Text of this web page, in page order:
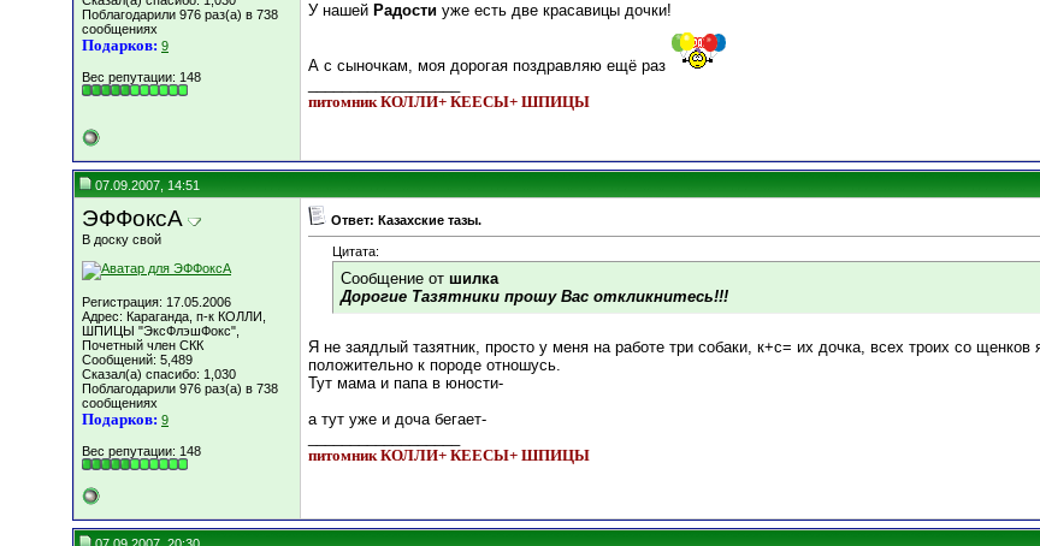
Поблагодарили 976 раз(а) в 738
сообщениях
Подарков: 9
Вес репутации: 148
У нашей Радости уже есть две красавицы дочки!
А с сыночкам, моя дорогая поздравляю ещё раз
питомник КОЛЛИ+ КЕЕСЫ+ ШПИЦЫ
07.09.2007, 14:51
ЭФФоксА
В доску свой
Регистрация: 17.05.2006
Адрес: Караганда, п-к КОЛЛИ,
ШПИЦЫ "ЭксФлэшФокс",
Почетный член СКК
Сообщений: 5,489
Сказал(а) спасибо: 1,030
Поблагодарили 976 раз(а) в 738
сообщениях
Подарков: 9
Вес репутации: 148
Ответ: Казахские тазы.
Цитата:
Сообщение от шилка
Дорогие Тазятники прошу Вас откликнитесь!!!
Я не заядлый тазятник, просто у меня на работе три собаки, к+с= их дочка, всех троих со
положительно к породе отношусь.
Тут мама и папа в юности-
а тут уже и доча бегает-
питомник КОЛЛИ+ КЕЕСЫ+ ШПИЦЫ